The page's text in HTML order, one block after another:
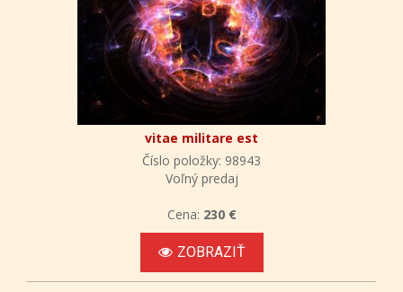
vitae militare est
Číslo položky: 98943
Voľný predaj
Cena: 230 €
ZOBRAZIŤ